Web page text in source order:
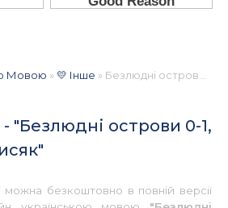
Мовою »💛 Інше » Безлюдні острови 0-1, Вальдемар Лисяк 📚 - Українською
"Безлюдні острови 0-1,
можна безкоштовно в повній версії